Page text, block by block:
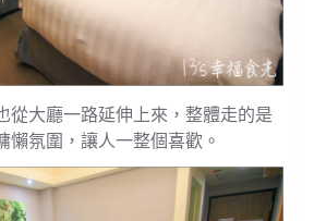
從大廳一路延伸上來，整體走的是
懶氛圍，讓人一整個喜歡。